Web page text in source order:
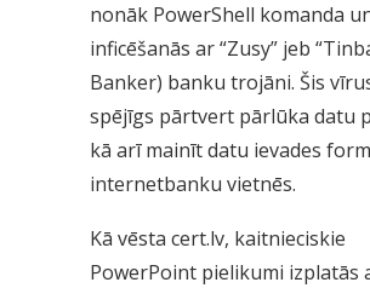
nonāk PowerShell komanda
inficēšanās ar “Zusy” jeb
Banker) banku trojāni. Šis
spējīgs pārtvert pārlūka datu
kā arī mainīt datu ievades
internetbanku vietnēs.
Kā vēsta cert.lv, kaitnieciskie
PowerPoint pielikumi izplatās